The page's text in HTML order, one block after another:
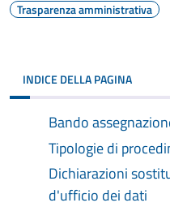
Trasparenza amministrativa
INDICE DELLA PAGINA
Bando
Tipologie di
Dichiarazioni
d'ufficio dei dati